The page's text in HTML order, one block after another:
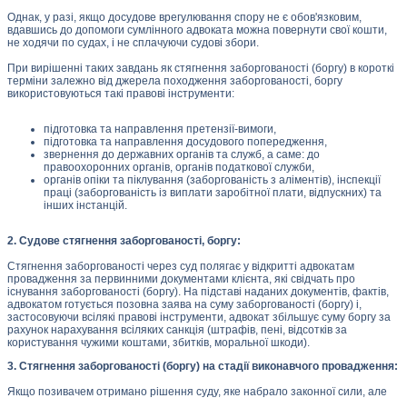
Однак, у разі, якщо досудове врегулювання спору не є обов'язковим,
вдавшись до допомоги сумлінного адвоката можна повернути свої кошти,
не ходячи по судах, і не сплачуючи судові збори.
При вирішенні таких завдань як стягнення заборгованості (боргу) в короткі
терміни залежно від джерела походження заборгованості, боргу
використовуються такі правові інструменти:
підготовка та направлення претензії-вимоги,
підготовка та направлення досудового попередження,
звернення до державних органів та служб, а саме: до
правоохоронних органів, органів податкової служби,
органів опіки та піклування (заборгованість з аліментів), інспекції
праці (заборгованість із виплати заробітної плати, відпускних) та
інших інстанцій.
2. Судове стягнення заборгованості, боргу:
Стягнення заборгованості через суд полягає у відкритті адвокатам
провадження за первинними документами клієнта, які свідчать про
існування заборгованості (боргу). На підставі наданих документів, фактів,
адвокатом готується позовна заява на суму заборгованості (боргу) і,
застосовуючи всілякі правові інструменти, адвокат збільшує суму боргу за
рахунок нарахування всіляких санкція (штрафів, пені, відсотків за
користування чужими коштами, збитків, моральної шкоди).
3. Стягнення заборгованості (боргу) на стадії виконавчого провадження:
Якщо позивачем отримано рішення суду, яке набрало законної сили, але